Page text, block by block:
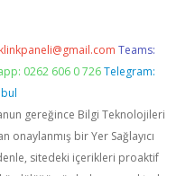
Teams:
0262 606 0 726 Telegram:
gereğince Bilgi Teknolojileri
onaylanmış bir Yer Sağlayıcı
sitedeki içerikleri proaktif